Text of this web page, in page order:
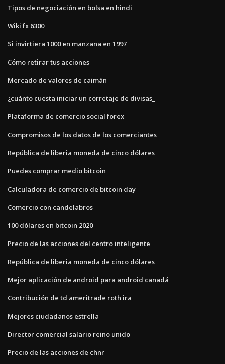
Tipos de negociación en bolsa en hindi
Wiki fx 6300
Si invirtiera 1000 en manzana en 1997
Cómo retirar tus acciones
Mercado de valores de caimán
¿cuánto cuesta iniciar un corretaje de divisas_
Plataforma de comercio social forex
Compromisos de los datos de los comerciantes
República de liberia moneda de cinco dólares
Puedes comprar medio bitcoin
Calculadora de comercio de bitcoin day
Comercio con candelabros
100 dólares en bitcoin 2020
Precio de las acciones del centro inteligente
República de liberia moneda de cinco dólares
Mejor aplicación de android para android canadá
Contribución de td ameritrade roth ira
Mejores ciudadanos estrella
Director comercial salario reino unido
Precio de las acciones de chnr